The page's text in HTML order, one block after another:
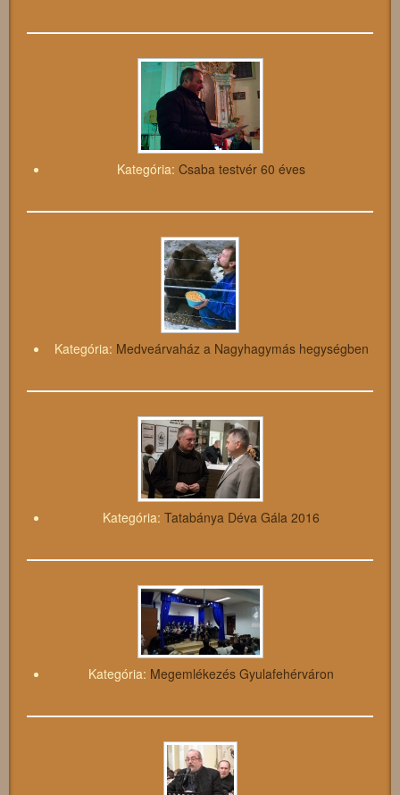
Kategória: Csaba testvér 60 éves
Kategória: Medveárvaház a Nagyhagymás hegységben
Kategória: Tatabánya Déva Gála 2016
Kategória: Megemlékezés Gyulafehérváron